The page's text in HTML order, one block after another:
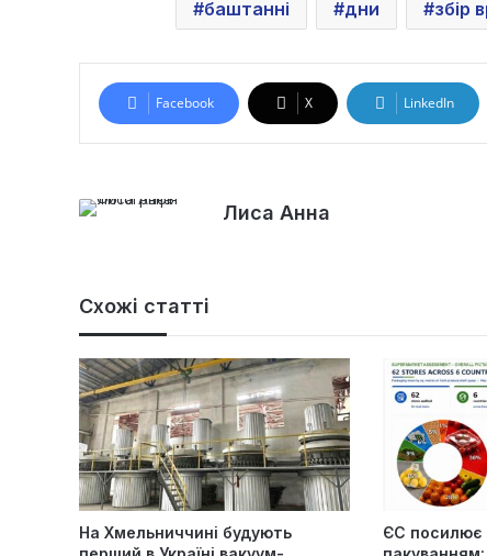
баштанні дни збір
Facebook X LinkedIn
Лиса Анна
Схожі статті
На Хмельниччині будують
ЄС посилює